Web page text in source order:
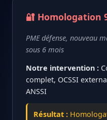
🔐 Homologation
PME défense, nouveau
sous 6 mois
Notre intervention :
complet, OCSSI
ANSSI
Résultat :